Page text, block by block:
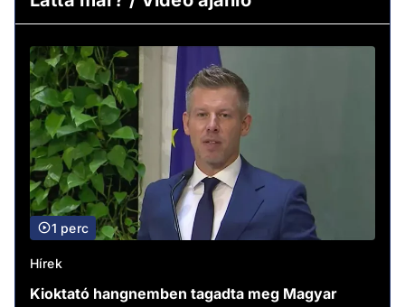
1 perc
Hírek
Kioktató hangnemben tagadta meg Magyar